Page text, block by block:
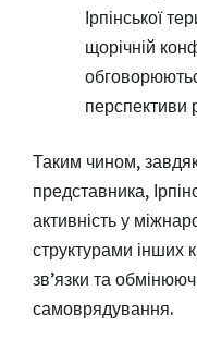
Ірпінської
щорічній
перспективи
Таким чином,
представника,
активність у
структурами інших
зв’язки та
самоврядування.